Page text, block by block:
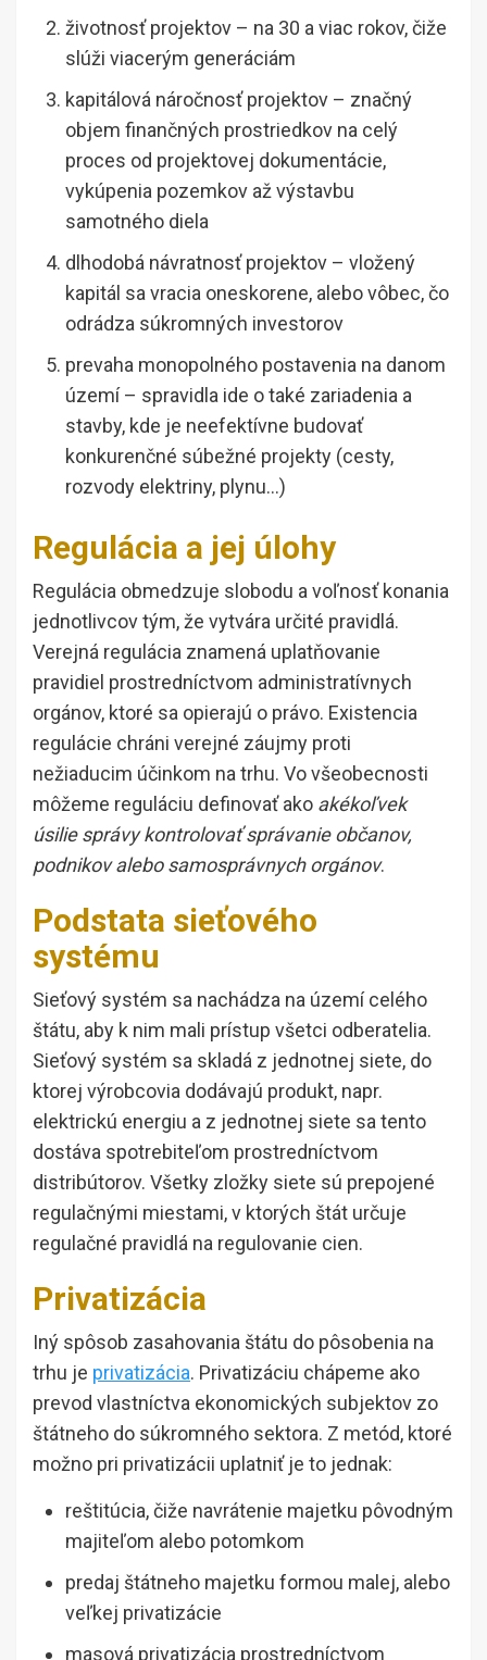
životnosť projektov – na 30 a viac rokov, čiže
slúži viacerým generáciám
kapitálová náročnosť projektov – značný
objem finančných prostriedkov na celý
proces od projektovej dokumentácie,
vykúpenia pozemkov až výstavbu
samotného diela
dlhodobá návratnosť projektov – vložený
kapitál sa vracia oneskorene, alebo vôbec, čo
odrádza súkromných investorov
prevaha monopolného postavenia na danom
území – spravidla ide o také zariadenia a
stavby, kde je neefektívne budovať
konkurenčné súbežné projekty (cesty,
rozvody elektriny, plynu…)
Regulácia a jej úlohy
Regulácia obmedzuje slobodu a voľnosť konania
jednotlivcov tým, že vytvára určité pravidlá.
Verejná regulácia znamená uplatňovanie
pravidiel prostredníctvom administratívnych
orgánov, ktoré sa opierajú o právo. Existencia
regulácie chráni verejné záujmy proti
nežiaducim účinkom na trhu. Vo všeobecnosti
môžeme reguláciu definovať ako akékoľvek
úsilie správy kontrolovať správanie občanov,
podnikov alebo samosprávnych orgánov.
Podstata sieťového
systému
Sieťový systém sa nachádza na území celého
štátu, aby k nim mali prístup všetci odberatelia.
Sieťový systém sa skladá z jednotnej siete, do
ktorej výrobcovia dodávajú produkt, napr.
elektrickú energiu a z jednotnej siete sa tento
dostáva spotrebiteľom prostredníctvom
distribútorov. Všetky zložky siete sú prepojené
regulačnými miestami, v ktorých štát určuje
regulačné pravidlá na regulovanie cien.
Privatizácia
Iný spôsob zasahovania štátu do pôsobenia na
trhu je privatizácia. Privatizáciu chápeme ako
prevod vlastníctva ekonomických subjektov zo
štátneho do súkromného sektora. Z metód, ktoré
možno pri privatizácii uplatniť je to jednak:
reštitúcia, čiže navrátenie majetku pôvodným
majiteľom alebo potomkom
predaj štátneho majetku formou malej, alebo
veľkej privatizácie
masová privatizácia prostredníctvom